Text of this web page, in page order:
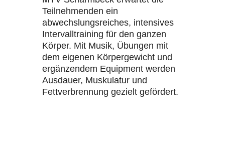
Teilnehmenden ein
abwechslungsreiches, intensives
Intervalltraining für den ganzen
Körper. Mit Musik, Übungen mit
dem eigenen Körpergewicht und
ergänzendem Equipment werden
Ausdauer, Muskulatur und
Fettverbrennung gezielt gefördert.